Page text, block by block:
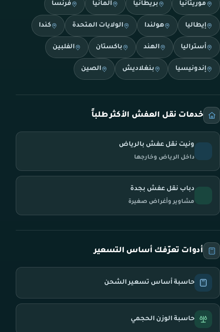
موريتانيا بريطانيا ألمانيا فرنسا
إيطاليا هولندا الولايات المتحدة كندا
أستراليا الهند باكستان الفلبين
إندونيسيا بنغلاديش الصين
خدمات نقل العفش الأكثر طلباً
ونيت نقل عفش بالرياض
داخل الرياض وخارجها
دباب نقل عفش بجدة
مشاوير وأغراض صغيرة
أدوات تعرّفك أساس التسعير
حاسبة أساس تسعير الشحن
حاسبة الوزن الحجمي